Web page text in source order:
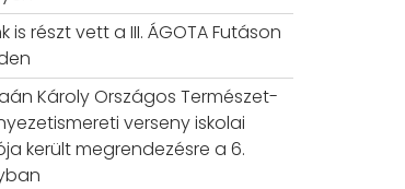
is részt vett a III. ÁGOTA Futáson
Károly Országos Természet-
verseny iskolai
került megrendezésre a 6.